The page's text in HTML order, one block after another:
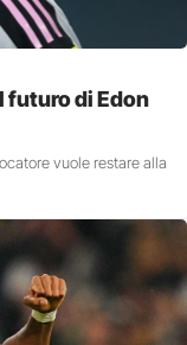
futuro di Edon
vuole restare alla